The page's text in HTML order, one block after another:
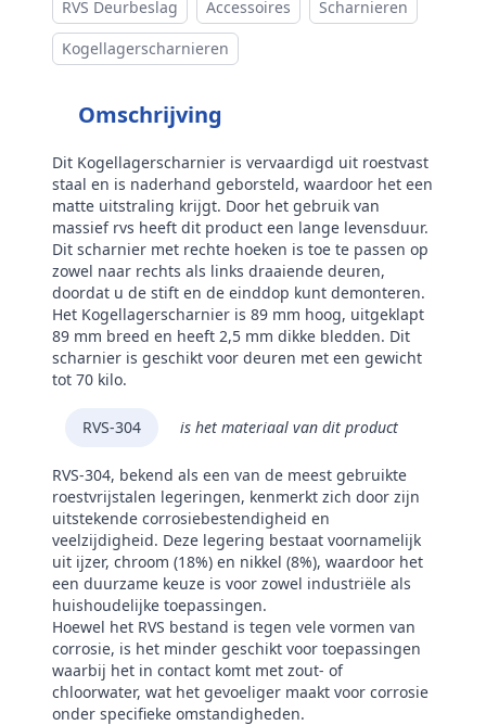
RVS Deurbeslag Accessoires
Scharnieren
Kogellagerscharnieren
Omschrijving
Dit Kogellagerscharnier is vervaardigd uit roestvast
staal en is naderhand geborsteld, waardoor het een
matte uitstraling krijgt. Door het gebruik van
massief rvs heeft dit product een lange levensduur.
Dit scharnier met rechte hoeken is toe te passen op
zowel naar rechts als links draaiende deuren,
doordat u de stift en de einddop kunt demonteren.
Het Kogellagerscharnier is 89 mm hoog, uitgeklapt
89 mm breed en heeft 2,5 mm dikke bledden. Dit
scharnier is geschikt voor deuren met een gewicht
tot 70 kilo.
RVS-304 is het materiaal van dit product
RVS-304, bekend als een van de meest gebruikte
roestvrijstalen legeringen, kenmerkt zich door zijn
uitstekende corrosiebestendigheid en
veelzijdigheid. Deze legering bestaat voornamelijk
uit ijzer, chroom (18%) en nikkel (8%), waardoor het
een duurzame keuze is voor zowel industriële als
huishoudelijke toepassingen.
Hoewel het RVS bestand is tegen vele vormen van
corrosie, is het minder geschikt voor toepassingen
waarbij het in contact komt met zout- of
chloorwater, wat het gevoeliger maakt voor corrosie
onder specifieke omstandigheden.